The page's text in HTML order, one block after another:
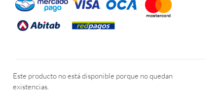
Este producto no está disponible porque no quedan
existencias.